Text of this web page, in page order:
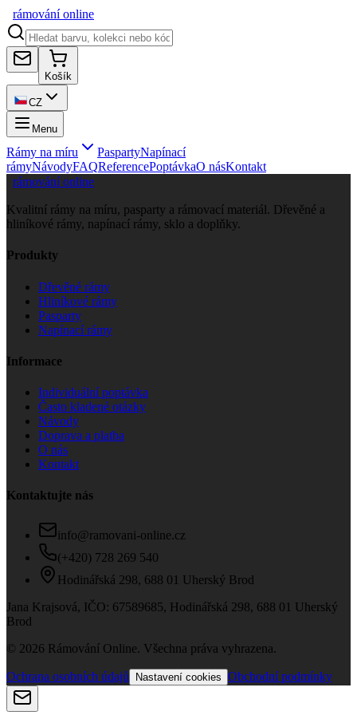
rámováníonline
Košík
CZ
Menu
Rámy na míru PaspartyNapínací
rámyNávodyFAQReferencePoptávkaO násKontakt
rámování online
Kvalitní rámy na míru, pasparty a rámovací materiál. Dřevěné a
hliníkové rámy, napínací rámy, sklo a doplňky.
Produkty
Dřevěné rámy
Hliníkové rámy
Pasparty
Napínací rámy
Informace
Individuální poptávka
Často kladené otázky
Návody
Doprava a platba
O nás
Kontakt
Kontaktujte nás
info@ramovani-online.cz
(+420) 728 269 540
Hodinářská 298, 688 01 Uherský Brod
Jana Krajsová, IČO: 67589685, Hodinářská 298, 688 01 Uherský
Brod
© 2026 Rámování Online. Všechna práva vyhrazena.
Ochrana osobních údajů Nastavení cookies Obchodní podmínky